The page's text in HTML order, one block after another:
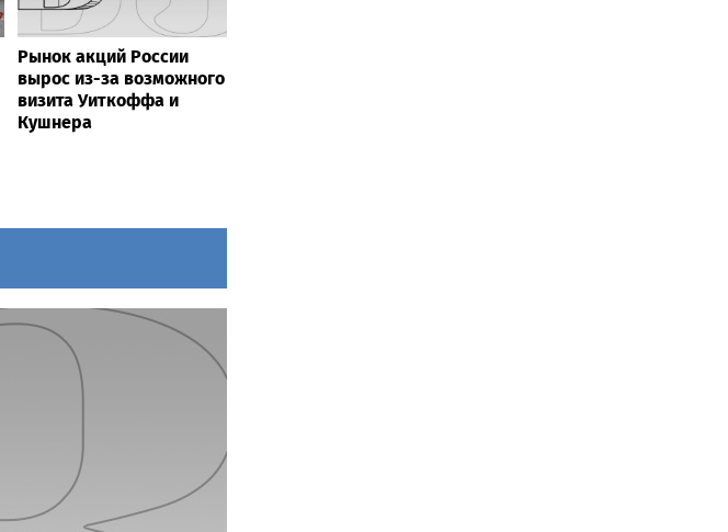
Рынок акций России
вырос из-за возможного
визита Уиткоффа и
Кушнера